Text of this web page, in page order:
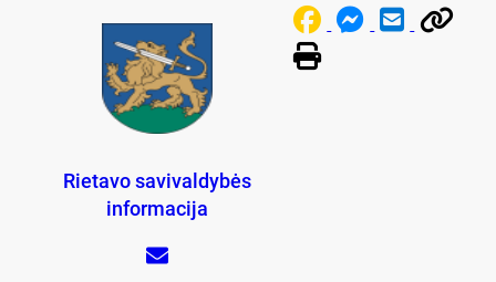
Rietavo savivaldybės
informacija